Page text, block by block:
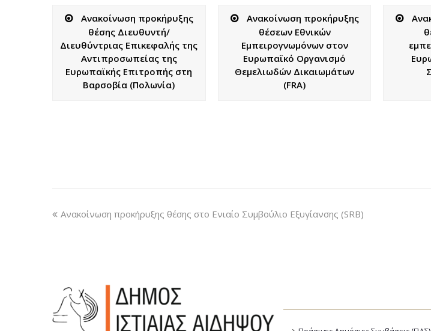
Ανακοίνωση προκήρυξης
θέσης Διευθυντή/
Διευθύντριας Επικεφαλής της
Αντιπροσωπείας της
Ευρωπαϊκής Επιτροπής στη
Βαρσοβία (Πολωνία)
Ανακοίνωση προκήρυξης
θέσεων Εθνικών
Εμπειρογνωμόνων στον
Ευρωπαϊκό Οργανισμό
Θεμελιωδών Δικαιωμάτων
(FRA)
Ανακοίνωση προκήρυξης θέσης στο Ενιαίο Συμβούλιο Εξυγίανσης (SRB)